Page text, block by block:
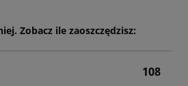
Zobacz ile zaoszczędzisz:
108